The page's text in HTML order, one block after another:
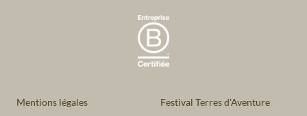
Mentions légales Festival Terres d'Aventure